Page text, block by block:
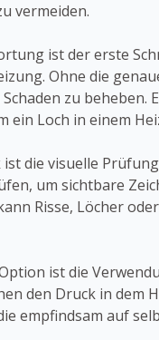
vermeiden.
ist der erste
Ohne die
zu beheben.
ein Loch in einem
ist die visuelle
um sichtbare
Risse, Löcher
ist die
den Druck in dem
empfindsam auf